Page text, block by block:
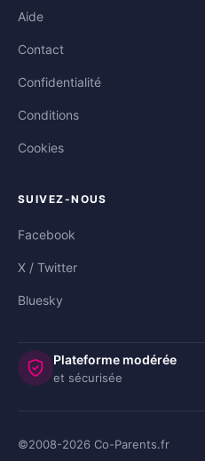
Aide
Contact
Confidentialité
Conditions
Cookies
SUIVEZ-NOUS
Facebook
X / Twitter
Bluesky
Plateforme modérée
et sécurisée
©2008-2026 Co-Parents.fr